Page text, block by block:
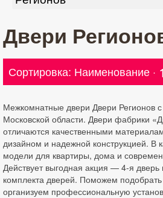
Двери
Сортировка: Наименование·
Межкомнатные двери Двери Регионов
Московской области. Двери фабрики
отличаются качественными
дизайном и надежной конструкцией. В
модели для квартиры, дома и
Действует выгодная акция — 4-я дверь
комплекта дверей. Поможем
организуем профессиональную